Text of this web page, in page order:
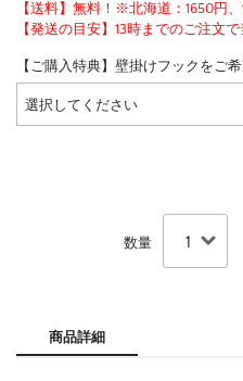
【送料】無料！※北海道：1650円
【発送の目安】13時までのご注文
【ご購入特典】壁掛けフックをご
数量
商品詳細